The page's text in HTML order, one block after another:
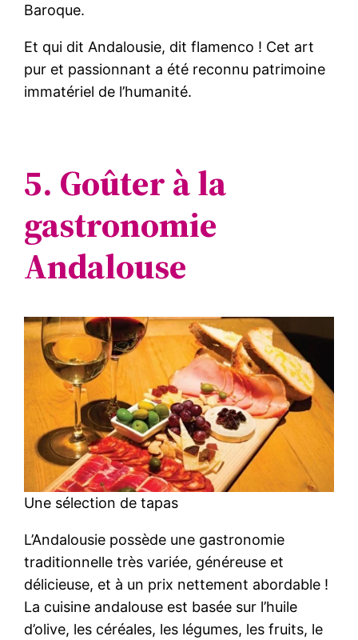
Baroque.
Et qui dit Andalousie, dit flamenco ! Cet art
pur et passionnant a été reconnu patrimoine
immatériel de l’humanité.
5. Goûter à la
gastronomie
Andalouse
Une sélection de tapas
L’Andalousie possède une gastronomie
traditionnelle très variée, généreuse et
délicieuse, et à un prix nettement abordable !
La cuisine andalouse est basée sur l’huile
d’olive, les céréales, les légumes, les fruits, le